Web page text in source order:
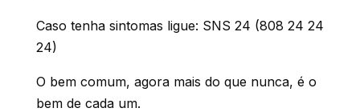
Caso tenha sintomas ligue: SNS 24 (808 24 24
24)
O bem comum, agora mais do que nunca, é o
bem de cada um.